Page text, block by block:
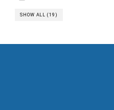
SHOW ALL (19)